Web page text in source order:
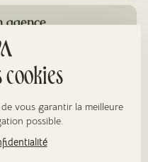
agence
cookies
vous garantir la meilleure
possible.